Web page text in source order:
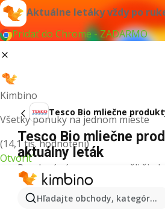
Aktuálne letáky vždy po
Pridať do Chrome - ZADARMO
Kimbino
Všetky ponuky na jednom mieste
(14,1 tis. hodnotení)
Otvoriť
Hľadajte obchody, kategórie,
Tesco Bio mliečne
Tesco Bio mliečne
aktuálny leták
Pre daný výraz sme nenašli
Ďalšie produkty v
Tesco Kapor Tesco Ashwagandha